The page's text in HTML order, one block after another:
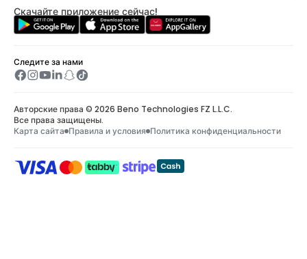
Скачайте приложение сейчас!
Следите за нами
Авторские права © 2026 Beno Technologies FZ L.L.C.
Все права защищены.
Карта сайта Правила и условия Политика конфиденциальности